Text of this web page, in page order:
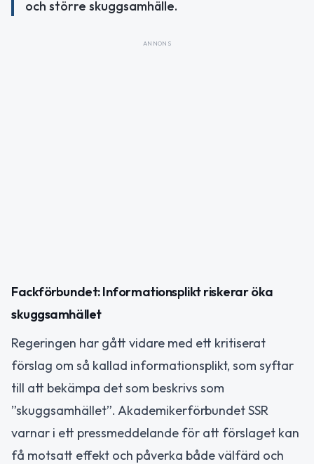
och större skuggsamhälle.
ANNONS
Fackförbundet: Informationsplikt riskerar öka
skuggsamhället
Regeringen har gått vidare med ett kritiserat
förslag om så kallad informationsplikt, som syftar
till att bekämpa det som beskrivs som
”skuggsamhället”. Akademikerförbundet SSR
varnar i ett pressmeddelande för att förslaget kan
få motsatt effekt och påverka både välfärd och